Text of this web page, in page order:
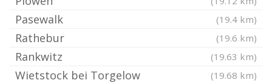
Pasewalk (19.4 km)
Rathebur (19.6 km)
Rankwitz (19.63 km)
Wietstock bei Torgelow (19.68 km)